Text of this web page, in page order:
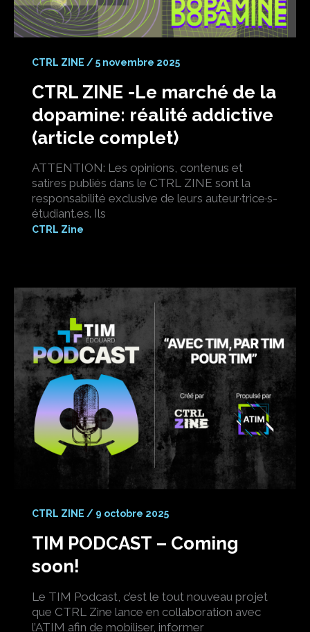
CTRL ZINE /5 novembre 2025
CTRL ZINE -Le marché de la
dopamine: réalité addictive
(article complet)
ATTENTION: Les opinions, contenus et
satires publiés dans le CTRL ZINE sont la
responsabilité exclusive de leurs auteur·trice·s-
étudiant.es. Ils
CTRL Zine
CTRL ZINE / 9 octobre 2025
TIM PODCAST – Coming
soon!
Le TIM Podcast, c’est le tout nouveau projet
que CTRL Zine lance en collaboration avec
l’ATIM afin de mobiliser, informer